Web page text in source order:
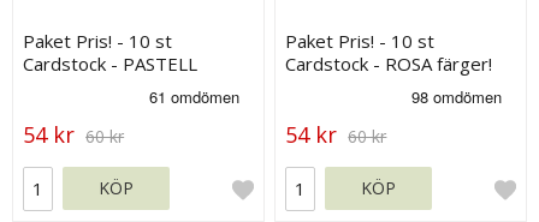
Paket Pris! - 10 st
Cardstock - PASTELL
54 kr 60 kr
KÖP
Paket Pris! - 10 st
Cardstock - ROSA färger!
54 kr 60 kr
KÖP